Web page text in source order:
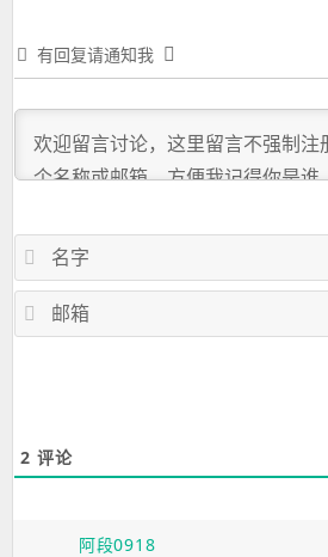
有回复请通知我
2 评论
阿段0918